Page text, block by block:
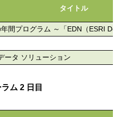
タイトル
間プログラム ～「EDN（ESRI
ータ ソリューション
ム 2 日目